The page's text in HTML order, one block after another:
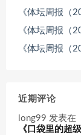
《体坛周报（
《体坛周报（
《体坛周报（
近期评论
long99 发表在
《口袋里的超